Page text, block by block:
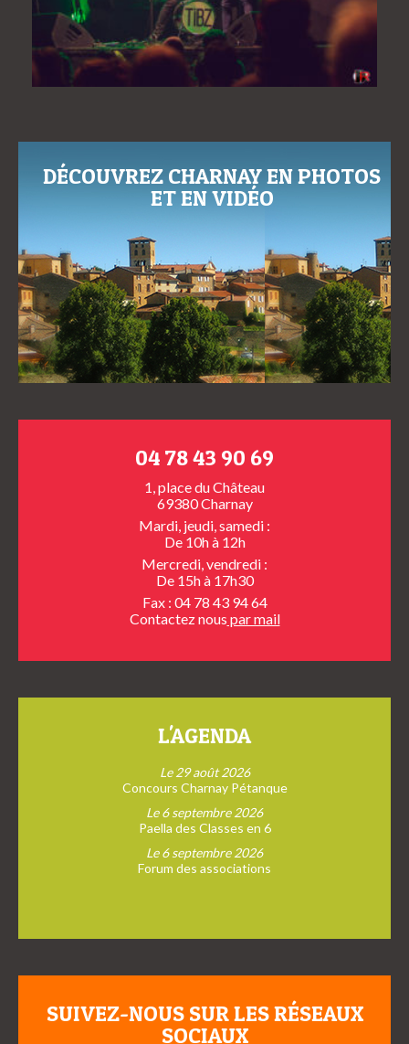
DÉCOUVREZ CHARNAY EN PHOTOS
ET EN VIDÉO
04 78 43 90 69
1, place du Château
69380 Charnay
Mardi, jeudi, samedi :
De 10h à 12h
Mercredi, vendredi :
De 15h à 17h30
Fax : 04 78 43 94 64
Contactez nous par mail
L'AGENDA
Le 29 août 2026
Concours Charnay Pétanque
Le 6 septembre 2026
Paella des Classes en 6
Le 6 septembre 2026
Forum des associations
SUIVEZ-NOUS SUR LES RÉSEAUX
SOCIAUX